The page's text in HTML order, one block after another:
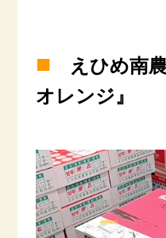
■ えひめ南
オレンジ』